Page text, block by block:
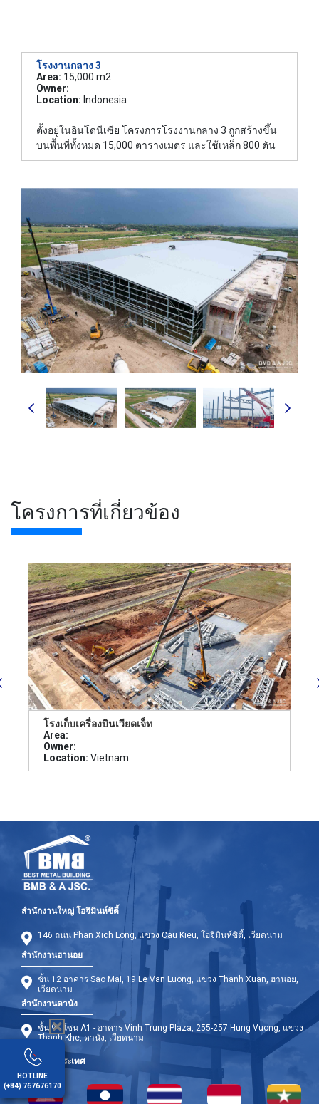
โรงงานกลาง 3
Area: 15,000 m2
Owner:
Location: Indonesia
ตั้งอยู่ในอินโดนีเซีย โครงการโรงงานกลาง 3 ถูกสร้างขึ้น
บนพื้นที่ทั้งหมด 15,000 ตารางเมตร และใช้เหล็ก 800 ตัน
โครงการที่เกี่ยวข้อง
โรงเก็บเครื่องบินเวียดเจ็ท
Area:
Owner:
Location: Vietnam
สำนักงานใหญ่ โฮจิมินห์ซิตี้
146 ถนน Phan Xich Long, แขวง Cau Kieu, โฮจิมินห์ซิตี้, เวียดนาม
สำนักงานฮานอย
ชั้น 12 อาคาร Sao Mai, 19 Le Van Luong, แขวง Thanh Xuan, ฮานอย,
เวียดนาม
สำนักงานดานัง
ชั้น 9 - โซน A1 - อาคาร Vinh Trung Plaza, 255-257 Hung Vuong, แขวง
Thanh Khe, ดานัง, เวียดนาม
สาขาต่างประเทศ
HOTLINE
(+84) 767676170